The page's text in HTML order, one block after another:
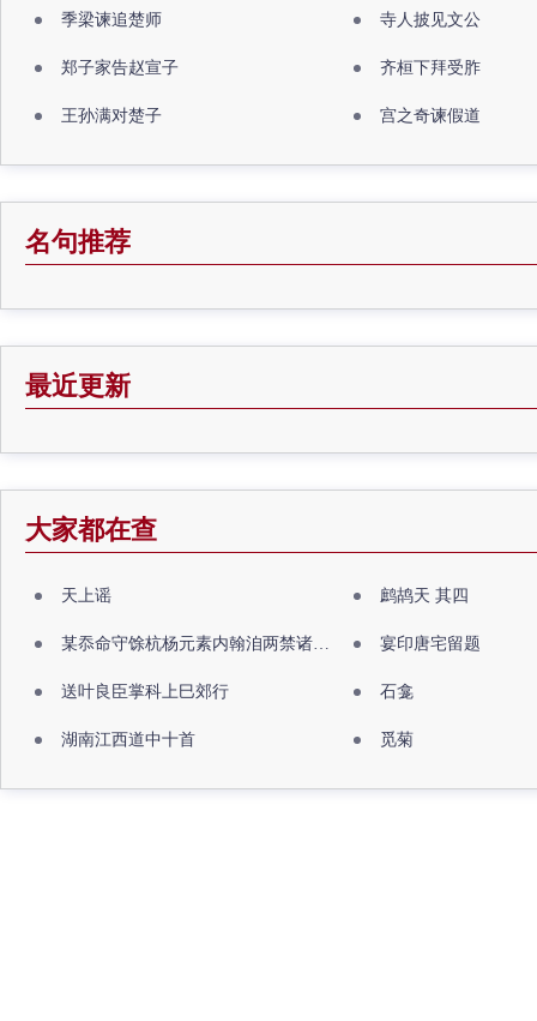
季梁谏追楚师 寺人披见文公
郑子家告赵宣子 齐桓下拜受胙
王孙满对楚子 宫之奇谏假道
名句推荐
最近更新
大家都在查
天上谣 鹧鸪天 其四
某忝命守馀杭杨元素内翰洎两禁诸公出祖佛寺 宴印唐宅留题
送叶良臣掌科上巳郊行 石龛
湖南江西道中十首 觅菊